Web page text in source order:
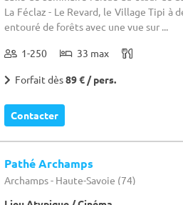
La Féclaz - Le Revard, le Village Tipi à
entouré de forêts avec une vue sur ...
1-250 33 max
Forfait dès89 € / pers.
Contacter
Pathé Archamps
Archamps - Haute-Savoie (74)